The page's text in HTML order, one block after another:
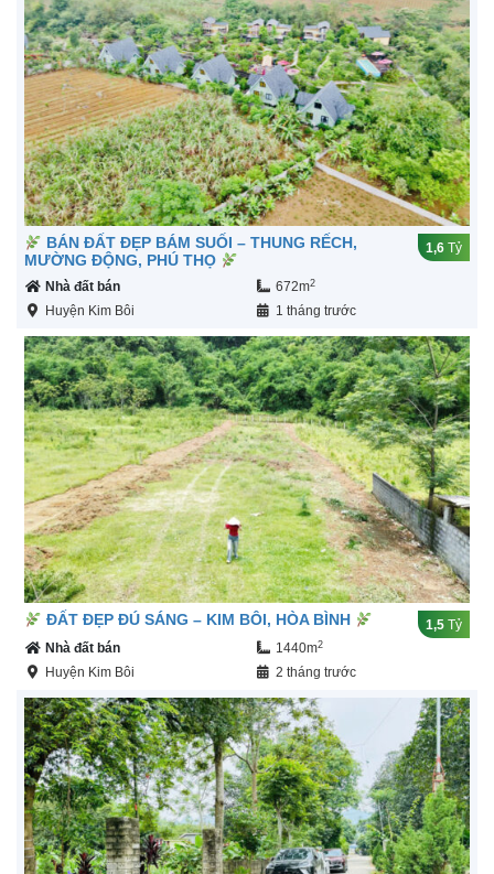
BÁN ĐẤT ĐẸP BÁM SUỐI – THUNG RẾCH,
MƯỜNG ĐỘNG, PHÚ THỌ
1,6 Tỷ
Nhà đất bán 672m2
Huyện Kim Bôi 1 tháng trước
ĐẤT ĐẸP ĐÚ SÁNG – KIM BÔI, HÒA BÌNH 1,5 Tỷ
Nhà đất bán
1440m2
Huyện Kim Bôi 2 tháng trước